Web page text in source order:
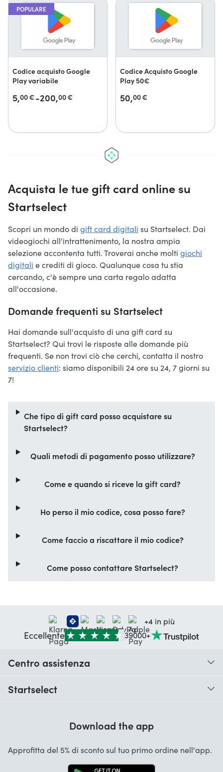
POPULARE
Codice acquisto Google
Play variabile
5,00€-200,00€
Codice Acquisto Google
Play 50€
50,00€
Acquista le tue gift card online su
Startselect
Scopri un mondo di gift card digitali su Startselect. Dai
videogiochi all'intrattenimento, la nostra ampia
selezione accontenta tutti. Troverai anche molti giochi
digitali e crediti di gioco. Qualunque cosa tu stia
cercando, c'è sempre una carta regalo adatta
all'occasione.
Domande frequenti su Startselect
Hai domande sull'acquisto di una gift card su
Startselect? Qui trovi le risposte alle domande più
frequenti. Se non trovi ciò che cerchi, contatta il nostro
servizio clienti: siamo disponibili 24 ore su 24, 7 giorni su
7!
Che tipo di gift card posso acquistare su
Startselect?
Quali metodi di pagamento posso utilizzare?
Come e quando si riceve la gift card?
Ho perso il mio codice, cosa posso fare?
Come faccio a riscattare il mio codice?
Come posso contattare Startselect?
+4 in più
Eccellente 39000+
Centro assistenza
Startselect
Startselect App
Download the app
Approfitta del 5% di sconto sul tuo primo ordine nell'app.